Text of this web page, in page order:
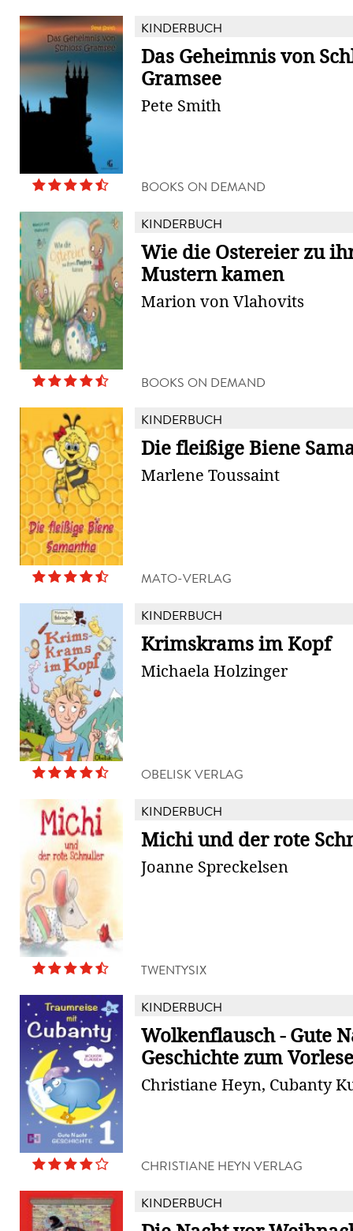
KINDERBUCH
Das Geheimnis von
Gramsee
Pete Smith
BOOKS ON DEMAND
KINDERBUCH
Wie die Ostereier zu
Mustern kamen
Marion von Vlahovits
BOOKS ON DEMAND
KINDERBUCH
Die fleißige Biene
Marlene Toussaint
MATO-VERLAG
KINDERBUCH
Krimskrams im Kopf
Michaela Holzinger
OBELISK VERLAG
KINDERBUCH
Michi und der rote
Joanne Spreckelsen
TWENTYSIX
KINDERBUCH
Wolkenflausch - Gute
Geschichte zum
Christiane Heyn, Cubanty
CHRISTIANE HEYN VERLAG
KINDERBUCH